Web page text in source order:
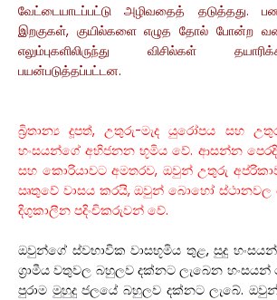
வேட்டையாடப்பட்டு அழிவதைத் தடுத்தது.
இறகுகள், குயில்களை எழுத தோல் போன்ற
எலும்புகளிலிருந்து விசில்கள்
பயன்படுத்தப்பட்டன.
බ්‍රිතාන්‍ය දූපත්, උතුරු-මැද යුරෝපය සහ
හංසයන්ගේ අභිජනන භූමිය වේ. ආසන්න
සහ කොරියාවට අමතරව, ඔවුන් උතුරු
ඍතුවේ වාසය කරයි, ඔවුන් බොහෝ ස්ථානවල
දිගුකාලීන පදිංචිකරුවන් වේ.
ඔවුන්ගේ ස්වභාවික වාසභූමිය තුළ, සුදු
ග්‍රාමීය වතුවල බහුලව දක්නට ලැබෙන
පුරාම මුහුදු ජලයේ බහුලව දක්නට ලැබේ.